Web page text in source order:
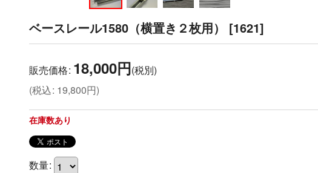
ベースレール1580（横置き２枚用） [1621]
販売価格: 18,000円(税別)
(税込: 19,800円)
在庫数あり
数量: